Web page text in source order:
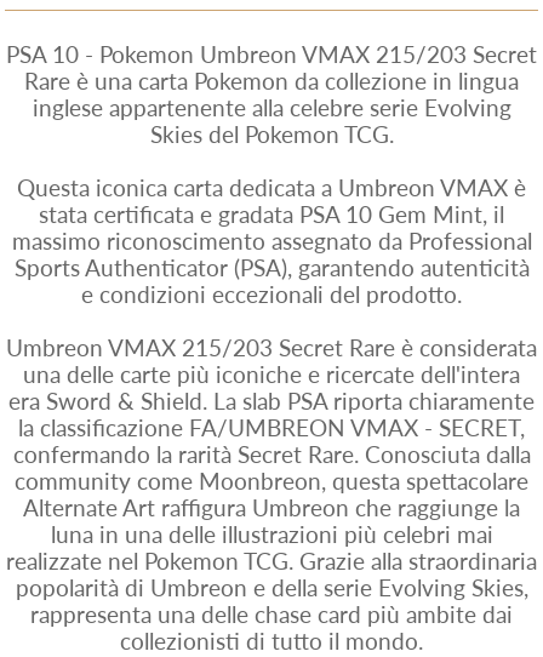
PSA 10 - Pokemon Umbreon VMAX 215/203 Secret
Rare è una carta Pokemon da collezione in lingua
inglese appartenente alla celebre serie Evolving
Skies del Pokemon TCG.
Questa iconica carta dedicata a Umbreon VMAX è
stata certificata e gradata PSA 10 Gem Mint, il
massimo riconoscimento assegnato da Professional
Sports Authenticator (PSA), garantendo autenticità
e condizioni eccezionali del prodotto.
Umbreon VMAX 215/203 Secret Rare è considerata
una delle carte più iconiche e ricercate dell'intera
era Sword & Shield. La slab PSA riporta chiaramente
la classificazione FA/UMBREON VMAX - SECRET,
confermando la rarità Secret Rare. Conosciuta dalla
community come Moonbreon, questa spettacolare
Alternate Art raffigura Umbreon che raggiunge la
luna in una delle illustrazioni più celebri mai
realizzate nel Pokemon TCG. Grazie alla straordinaria
popolarità di Umbreon e della serie Evolving Skies,
rappresenta una delle chase card più ambite dai
collezionisti di tutto il mondo.